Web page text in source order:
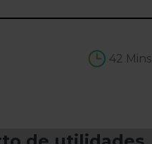
42 Mins